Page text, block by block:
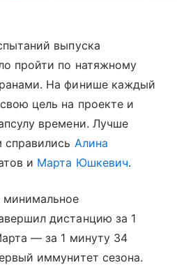
выпуска
пройти по натяжному
На финише каждый
цель на проекте и
времени. Лучше
справились Алина
и Марта Юшкевич.
дистанцию за 1
— за 1 минуту 34
иммунитет сезона.